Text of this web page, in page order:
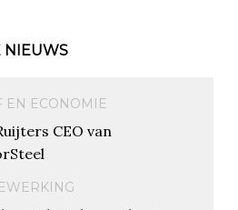
NIEUWS
EN ECONOMIE
CEO van